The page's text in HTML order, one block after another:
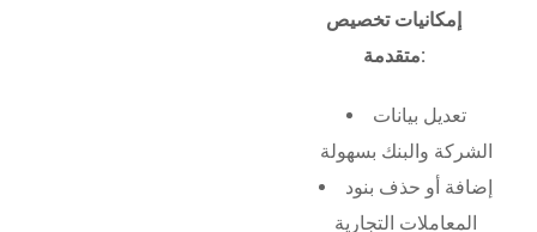
إمكانيات تخصيص
متقدمة:
تعديل بيانات
الشركة والبنك بسهولة
إضافة أو حذف بنود
المعاملات التجارية